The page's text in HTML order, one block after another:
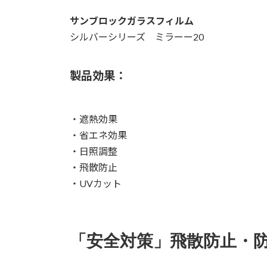
サンブロックガラスフィルム
シルバーシリーズ ミラーー20
製品効果：
・遮熱効果
・省エネ効果
・日照調整
・飛散防止
・UVカット
「安全対策」飛散防止・